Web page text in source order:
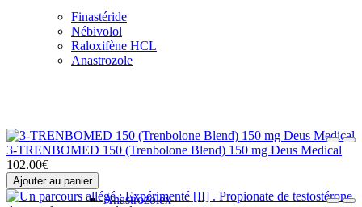
Finastéride
Nébivolol
Raloxifène HCL
Anastrozole
Anastrozolex
3-TRENBOMED 150 (Trenbolone Blend) 150 mg Deus Medical
102.00€
Ajouter au panier